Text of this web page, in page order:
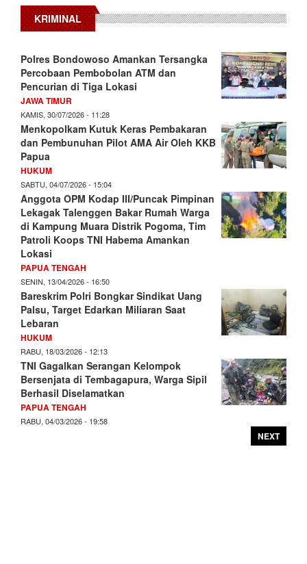
KRIMINAL
Polres Bondowoso Amankan Tersangka
Percobaan Pembobolan ATM dan
Pencurian di Tiga Lokasi
JAWA TIMUR
KAMIS, 30/07/2026 - 11:28
Menkopolkam Kutuk Keras Pembakaran
dan Pembunuhan Pilot AMA Air Oleh KKB
Papua
HUKUM
SABTU, 04/07/2026 - 15:04
Anggota OPM Kodap III/Puncak Pimpinan
Lekagak Talenggen Bakar Rumah Warga
di Kampung Muara Distrik Pogoma, Tim
Patroli Koops TNI Habema Amankan
Lokasi
PAPUA TENGAH
SENIN, 13/04/2026 - 16:50
Bareskrim Polri Bongkar Sindikat Uang
Palsu, Target Edarkan Miliaran Saat
Lebaran
HUKUM
RABU, 18/03/2026 - 12:13
TNI Gagalkan Serangan Kelompok
Bersenjata di Tembagapura, Warga Sipil
Berhasil Diselamatkan
PAPUA TENGAH
RABU, 04/03/2026 - 19:58
NEXT